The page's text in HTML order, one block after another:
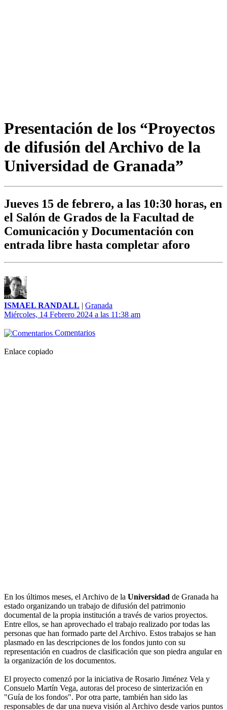
Presentación de los “Proyectos
de difusión del Archivo de la
Universidad de Granada”
Jueves 15 de febrero, a las 10:30 horas, en
el Salón de Grados de la Facultad de
Comunicación y Documentación con
entrada libre hasta completar aforo
ISMAEL RANDALL | Granada
Miércoles, 14 Febrero 2024 a las 11:38 am
Comentarios
Enlace copiado
En los últimos meses, el Archivo de la Universidad de Granada ha
estado organizando un trabajo de difusión del patrimonio
documental de la propia institución a través de varios proyectos.
Entre ellos, se han aprovechado el trabajo realizado por todas las
personas que han formado parte del Archivo. Estos trabajos se han
plasmado en las descripciones de los fondos junto con su
representación en cuadros de clasificación que son piedra angular en
la organización de los documentos.
El proyecto comenzó por la iniciativa de Rosario Jiménez Vela y
Consuelo Martín Vega, autoras del proceso de sinterización en
"Guía de los fondos". Por otra parte, también han sido las
responsables de dar una nueva visión al Archivo desde varios puntos